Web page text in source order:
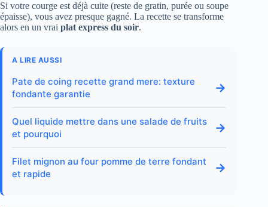
Si votre courge est déjà cuite (reste de gratin, purée ou soupe
épaisse), vous avez presque gagné. La recette se transforme
alors en un vrai plat express du soir.
A LIRE AUSSI
Pate de coing recette grand mere: texture
fondante garantie
→
Quel liquide mettre dans une salade de fruits
et pourquoi
→
Filet mignon au four pomme de terre fondant
et rapide
→